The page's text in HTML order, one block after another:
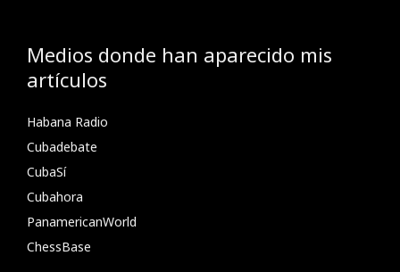
Medios donde han aparecido mis
artículos
Habana Radio
Cubadebate
CubaSí
Cubahora
PanamericanWorld
ChessBase